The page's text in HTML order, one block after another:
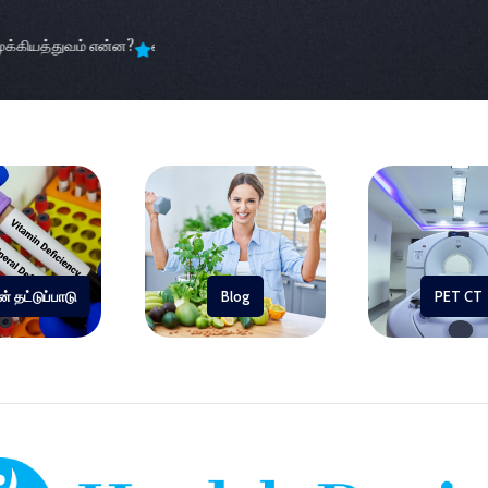
என்ன? எக்ஸ்ரே, சிடி ஸ்கேன் மற்றும் MRI
தட்டுப்பாடு Blog PET CT